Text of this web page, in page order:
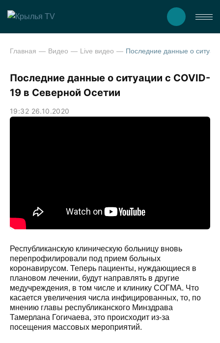
Главная Видео Live видео
Последние данные о ситуации с COVID-
19 в Северной Осетии
19:32 26.10.2020
Республиканскую клиническую больницу вновь
перепрофилировали под прием больных
коронавирусом. Теперь пациенты, нуждающиеся в
плановом лечении, будут направлять в другие
медучреждения, в том числе и клинику СОГМА. Что
касается увеличения числа инфицированных, то, по
мнению главы республиканского Минздрава
Тамерлана Гогичаева, это происходит из-за
посещения массовых мероприятий.